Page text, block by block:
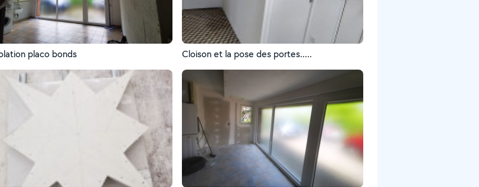
Isolation placo bonds Cloison et la pose des portes.....